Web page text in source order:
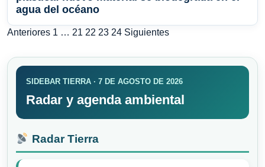
agua del océano
Paginación
de
entradas
Anteriores 1 … 21 22 23 24 Siguientes
SIDEBAR TIERRA · 7 DE AGOSTO DE 2026
Radar y agenda ambiental
Radar Tierra